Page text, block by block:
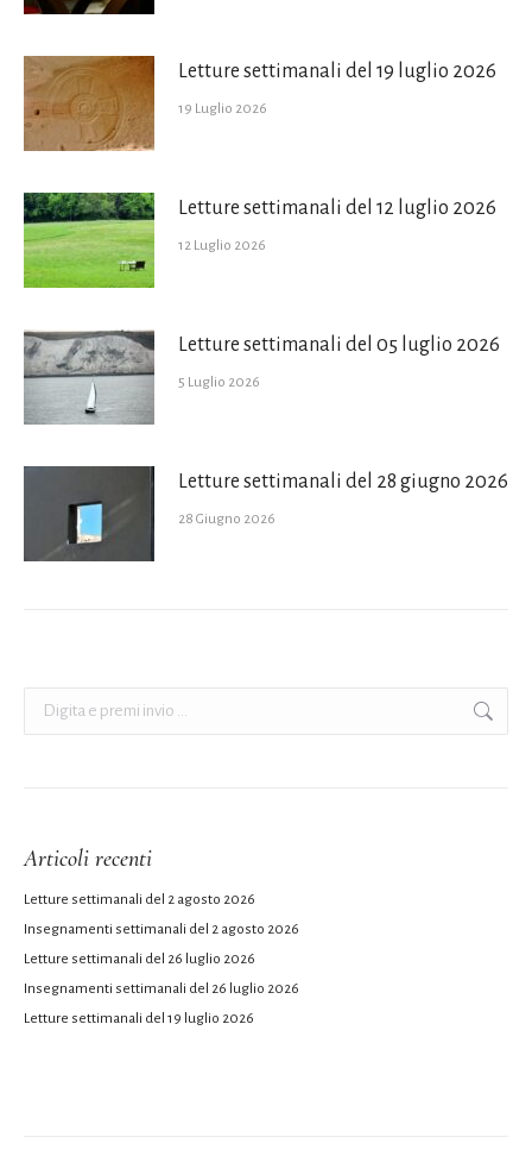
Letture settimanali del 19 luglio 2026
19 Luglio 2026
Letture settimanali del 12 luglio 2026
12 Luglio 2026
Letture settimanali del 05 luglio 2026
5 Luglio 2026
Letture settimanali del 28 giugno 2026
28 Giugno 2026
Articoli recenti
Letture settimanali del 2 agosto 2026
Insegnamenti settimanali del 2 agosto 2026
Letture settimanali del 26 luglio 2026
Insegnamenti settimanali del 26 luglio 2026
Letture settimanali del 19 luglio 2026